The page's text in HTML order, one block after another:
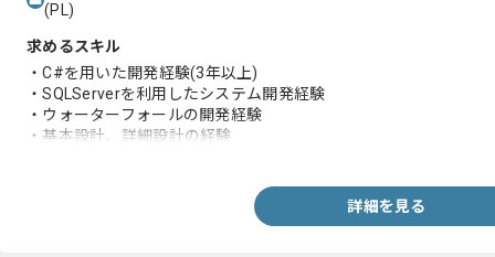
(PL)
求めるスキル
・C#を用いた開発経験(3年以上)
・SQLServerを利用したシステム開発経験
・ウォーターフォールの開発経験
・基本設計、詳細設計の経験
詳細を見る